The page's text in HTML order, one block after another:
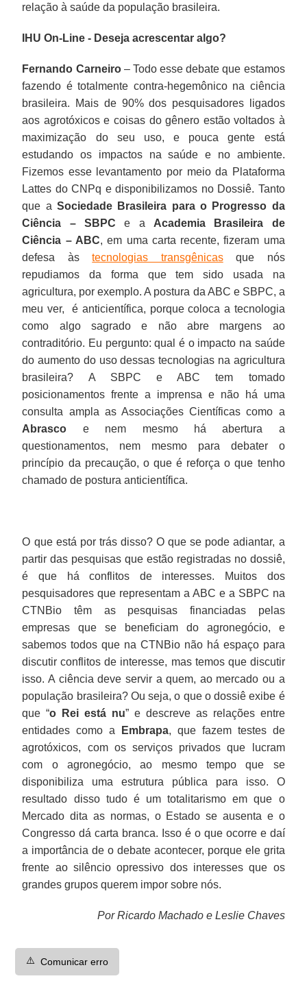
relação à saúde da população brasileira.
IHU On-Line - Deseja acrescentar algo?
Fernando Carneiro– Todo esse debate que estamos
fazendo é totalmente contra-hegemônico na ciência
brasileira. Mais de 90% dos pesquisadores ligados
aos agrotóxicos e coisas do gênero estão voltados à
maximização do seu uso, e pouca gente está
estudando os impactos na saúde e no ambiente.
Fizemos esse levantamento por meio da Plataforma
Lattes do CNPq e disponibilizamos no Dossiê. Tanto
que aSociedade Brasileira para o Progresso da
Ciência – SBPC e a Academia Brasileira de
Ciência – ABC, em uma carta recente, fizeram uma
defesa àstecnologias transgênicasque nós
repudiamos da forma que tem sido usada na
agricultura, por exemplo. A postura da ABC e SBPC, a
meu ver, é anticientífica, porque coloca a tecnologia
como algo sagrado e não abre margens ao
contraditório. Eu pergunto: qual é o impacto na saúde
do aumento do uso dessas tecnologias na agricultura
brasileira? A SBPC e ABC tem tomado
posicionamentos frente a imprensa e não há uma
consulta ampla as Associações Científicas como a
Abrasco e nem mesmo há abertura a
questionamentos, nem mesmo para debater o
princípio da precaução, o que é reforça o que tenho
chamado de postura anticientífica.
O que está por trás disso? O que se pode adiantar, a
partir das pesquisas que estão registradas no dossiê,
é que há conflitos de interesses. Muitos dos
pesquisadores que representam a ABC e a SBPC na
CTNBio têm as pesquisas financiadas pelas
empresas que se beneficiam do agronegócio, e
sabemos todos que na CTNBio não há espaço para
discutir conflitos de interesse, mas temos que discutir
isso. A ciência deve servir a quem, ao mercado ou a
população brasileira? Ou seja, o que o dossiê exibe é
que “o Rei está nu” e descreve as relações entre
entidades como a
Embrapa, que fazem testes de
agrotóxicos, com os serviços privados que lucram
com o agronegócio, ao mesmo tempo que se
disponibiliza uma estrutura pública para isso. O
resultado disso tudo é um totalitarismo em que o
Mercado dita as normas, o Estado se ausenta e o
Congresso dá carta branca. Isso é o que ocorre e daí
a importância de o debate acontecer, porque ele grita
frente ao silêncio opressivo dos interesses que os
grandes grupos querem impor sobre nós.
Por Ricardo Machado e Leslie Chaves
⚠️ Comunicar erro